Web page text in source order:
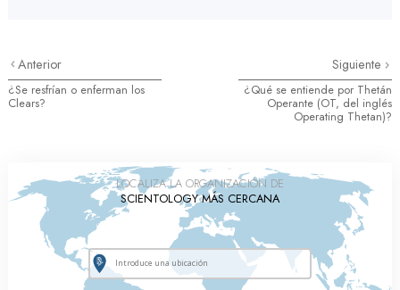
Anterior
¿Se resfrían o enferman los
Clears?
Siguiente
¿Qué se entiende por Thetán
Operante (OT, del inglés
Operating Thetan)?
LOCALIZA LA ORGANIZACIÓN DE
SCIENTOLOGY MÁS CERCANA